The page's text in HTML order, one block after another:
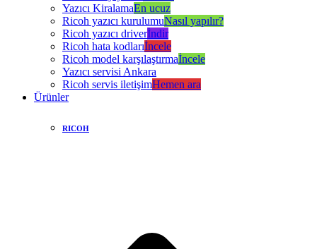
Yazıcı KiralamaEn ucuz
Ricoh yazıcı kurulumuNasıl yapılır?
Ricoh yazıcı driverİndir
Ricoh hata kodlarıİncele
Ricoh model karşılaştırmaİncele
Yazıcı servisi Ankara
Ricoh servis iletişimHemen ara
Ürünler
RICOH